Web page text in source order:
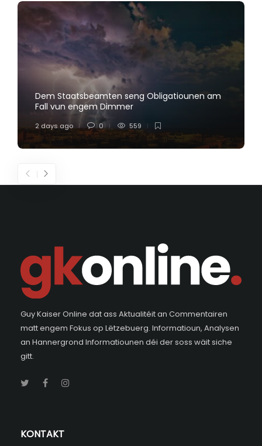
Dem Staatsbeamten seng Obligatiounen am
Fall vun engem Dimmer
2 days ago 0 559
Guy Kaiser Online dat ass Aktualitéit an Commentairen
matt engem Fokus op Lëtzebuerg. Informatioun, Analysen
an Hannergrond Informatiounen déi der soss wäit siche
gitt.
KONTAKT